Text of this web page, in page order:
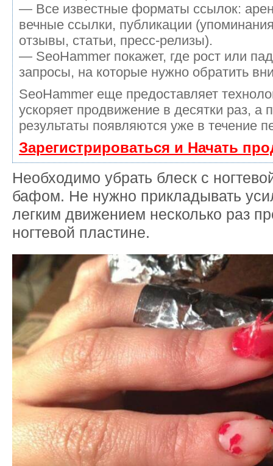
— Все известные форматы ссылок:
вечные ссылки, публикации
отзывы, статьи, пресс-релизы).
— SeoHammer покажет, где рост или
запросы, на которые нужно обратить
SeoHammer еще предоставляет
ускоряет продвижение в десятки раз, а
результаты появляются уже в течение
Зарегистрироваться и Начать
Необходимо убрать блеск с
бафом. Не нужно прикладывать
легким движением несколько раз
ногтевой пластине.